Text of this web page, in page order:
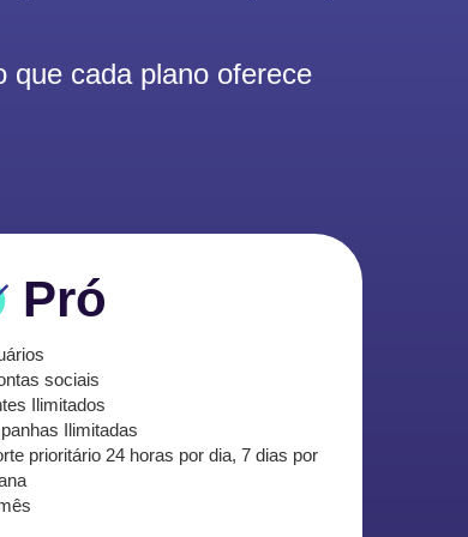
que cada plano oferece
Pró
sociais
Ilimitados
Ilimitadas
prioritário 24 horas por dia, 7 dias por